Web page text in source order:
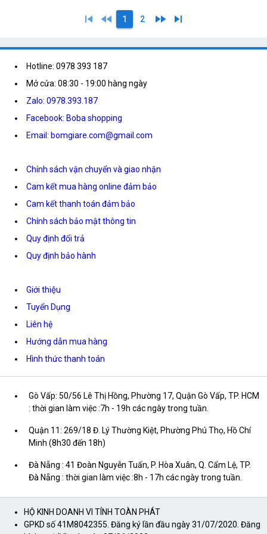
skip_previous fast_rewind 1 2 fast_forward skip_next
Hotline: 0978 393 187
Mở cửa: 08:30 - 19:00 hàng ngày
Zalo: 0978.393.187
Facebook: Boba shopping
Email: bomgiare.com@gmail.com
Chính sách vận chuyển và giao nhận
Cam kết mua hàng online đảm bảo
Cam kết thanh toán đảm bảo
Chính sách bảo mật thông tin
Quy định đổi trả
Quy định bảo hành
Giới thiệu
Tuyển Dụng
Liên hệ
Hướng dẫn mua hàng
Hình thức thanh toán
Gò Vấp: 50/56 Lê Thị Hồng, Phường 17, Quận Gò Vấp, TP. HCM
: thời gian làm việc :7h - 19h các ngày trong tuần.
Quận 11: 269/18 Đ. Lý Thường Kiệt, Phường Phú Thọ, Hồ Chí
Minh (8h30 đến 18h)
Đà Nẵng : 41 Đoàn Nguyễn Tuấn, P. Hòa Xuân, Q. Cẩm Lệ, TP.
Đà Nẵng : thời gian làm việc :8h - 17h các ngày trong tuần.
HỘ KINH DOANH VI TÍNH TOÀN PHÁT
GPKD số 41M8042355. Đăng ký lần đầu ngày 31/07/2020. Đăng